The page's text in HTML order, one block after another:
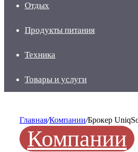
Отдых
Продукты питания
Техника
Товары и услуги
Главная/Компании/Брокер
Компании